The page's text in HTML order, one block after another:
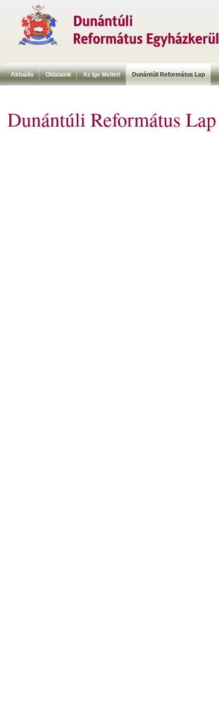
Aktuális Oldalaink Az Ige Mellett Dunántúli Református Lap
Dunántúli Református Lap